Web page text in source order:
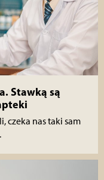
Stawką są
czeka nas taki sam